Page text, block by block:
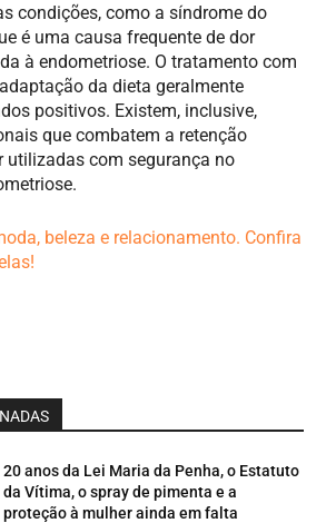
condições, como a síndrome do
é uma causa frequente de dor
à endometriose. O tratamento com
da dieta geralmente
positivos. Existem, inclusive,
que combatem a retenção
utilizadas com segurança no
beleza e relacionamento. Confira
20 anos da Lei Maria da Penha, o Estatuto
da Vítima, o spray de pimenta e a
proteção à mulher ainda em falta